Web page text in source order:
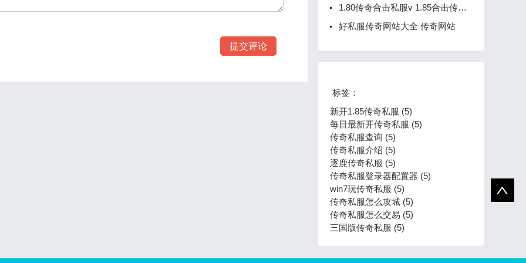
1.80传奇合击私服v 1.85合击传奇手游网站
好私服传奇网站大全 传奇网站
标签：
新开1.85传奇私服 (5)
每日最新开传奇私服 (5)
传奇私服查询 (5)
传奇私服介绍 (5)
逐鹿传奇私服 (5)
传奇私服登录器配置器 (5)
win7玩传奇私服 (5)
传奇私服怎么攻城 (5)
传奇私服怎么交易 (5)
三国版传奇私服 (5)